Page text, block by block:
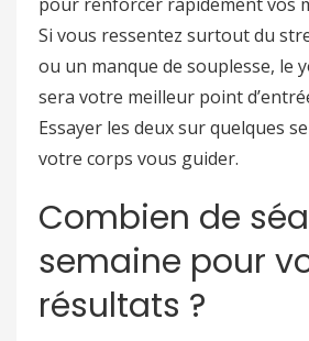
Si vous ressentez surtout du
ou un manque de souplesse, le
sera votre meilleur point
Essayer les deux sur quelques
votre corps vous guider.
Combien de
semaine pour
résultats ?